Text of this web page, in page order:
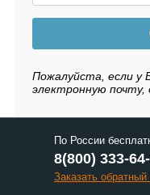
Пожалуйста, если у
электронную почту,
По России
8(800) 333-
Заказать обратный